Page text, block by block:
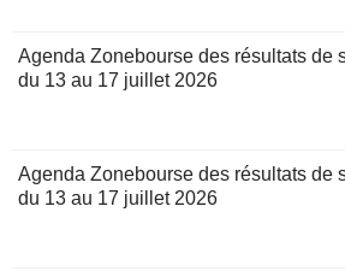
Agenda Zonebourse des résultats de
du 13 au 17 juillet 2026
Agenda Zonebourse des résultats de
du 13 au 17 juillet 2026